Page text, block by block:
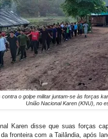
contra o golpe militar juntam-se às forças
União Nacional Karen (KNU), no
Karen disse que suas forças
fronteira com a Tailândia, após